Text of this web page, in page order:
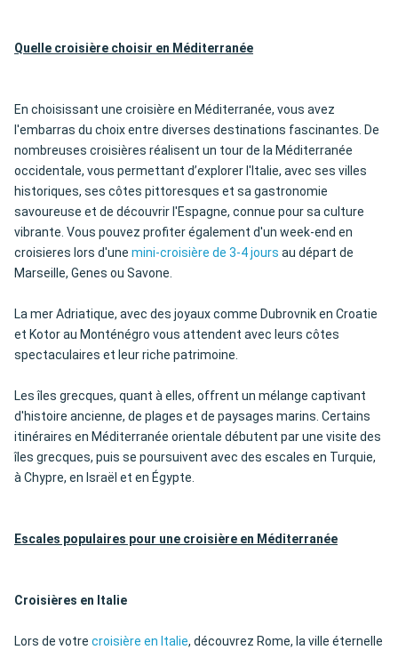
Quelle croisière choisir en Méditerranée
En choisissant une croisière en Méditerranée, vous avez
l'embarras du choix entre diverses destinations fascinantes. De
nombreuses croisières réalisent un tour de la Méditerranée
occidentale, vous permettant d’explorer l'Italie, avec ses villes
historiques, ses côtes pittoresques et sa gastronomie
savoureuse et de découvrir l'Espagne, connue pour sa culture
vibrante. Vous pouvez profiter également d'un week-end en
croisieres lors d'une mini-croisière de 3-4 jours au départ de
Marseille, Genes ou Savone.
La mer Adriatique, avec des joyaux comme Dubrovnik en Croatie
et Kotor au Monténégro vous attendent avec leurs côtes
spectaculaires et leur riche patrimoine.
Les îles grecques, quant à elles, offrent un mélange captivant
d'histoire ancienne, de plages et de paysages marins. Certains
itinéraires en Méditerranée orientale débutent par une visite des
îles grecques, puis se poursuivent avec des escales en Turquie,
à Chypre, en Israël et en Égypte.
Escales populaires pour une croisière en Méditerranée
Croisières en Italie
Lors de votre croisière en Italie, découvrez Rome, la ville éternelle